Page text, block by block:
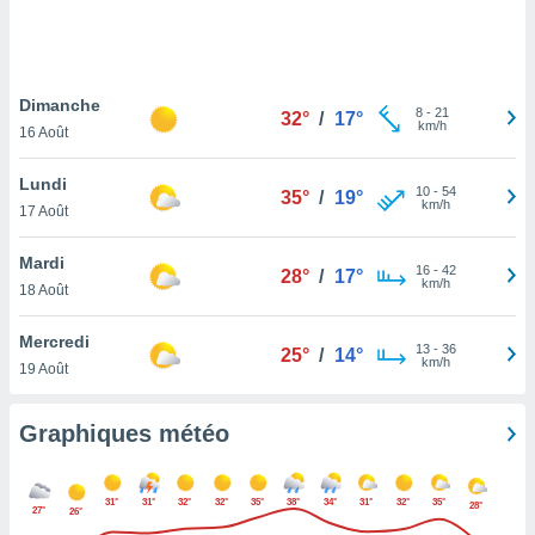
pas
de
à
cas,
que
sur le
ne
Dimanche
16 Août
32° / 17° 8- 21
km/h
Lundi
17 Août
35° / 19° 10- 54
km/h
Mardi
18 Août
28° / 17° 16- 42
km/h
Mercredi
19 Août
25° / 14° 13- 36
km/h
Graphiques météo
27° 26°
31° 31° 32° 32° 35° 38° 34° 31° 32° 35° 28°